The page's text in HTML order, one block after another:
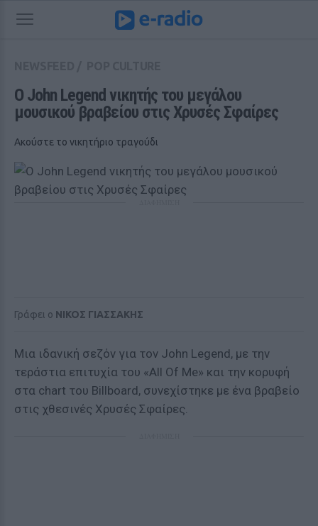
O John Legend νικητής του μεγάλου
μουσικού βραβείου στις Χρυσές Σφαίρες
Ακούστε το νικητήριο τραγούδι
Γράφει ο ΝΙΚΟΣ ΓΙΑΣΣΑΚΗΣ
Μια ιδανική σεζόν για τον John Legend, με την
τεράστια επιτυχία του «All Of Me» και την κορυφή
στα chart του Billboard, συνεχίστηκε με ένα βραβείο
στις χθεσινές Χρυσές Σφαίρες.